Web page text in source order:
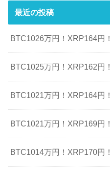
最近の投稿
BTC1026万円！XRP164円！
BTC1025万円！XRP162円！
BTC1021万円！XRP164円！
BTC1021万円！XRP169円！
BTC1014万円！XRP170円！